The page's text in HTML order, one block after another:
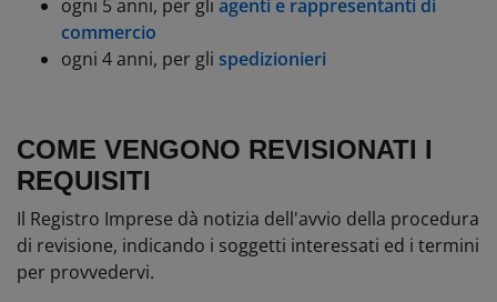
ogni 5 anni, per gli agenti e rappresentanti di
commercio
ogni 4 anni, per gli spedizionieri
COME VENGONO REVISIONATI I
REQUISITI
Il Registro Imprese dà notizia dell'avvio della procedura
di revisione, indicando i soggetti interessati ed i termini
per provvedervi.